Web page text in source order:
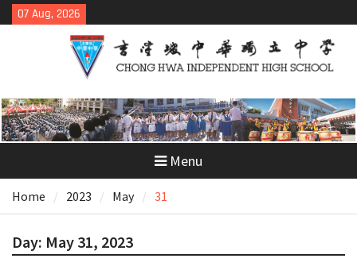
Skip
to
07 Aug, 2026
Menu
Home 2023 May 31
Day: May 31, 2023